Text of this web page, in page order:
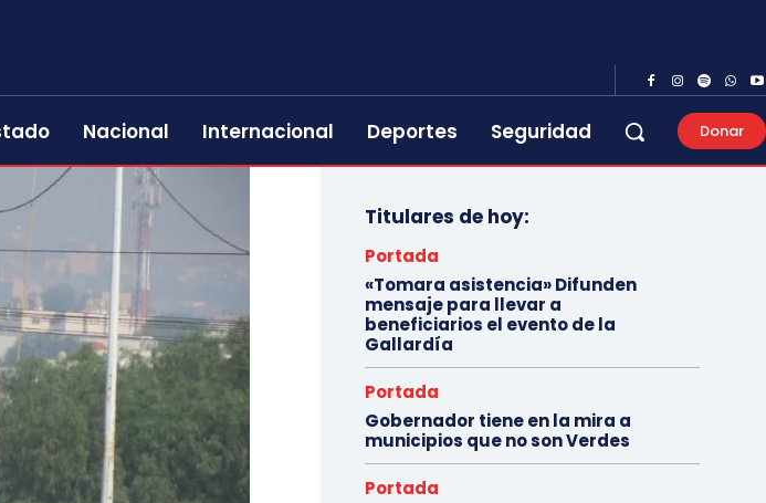
Nacional Internacional Deportes Seguridad Donar
Titulares de hoy:
Portada
«Tomara asistencia» Difunden
mensaje para llevar a
beneficiarios el evento de la
Gallardía
Portada
Gobernador tiene en la mira a
municipios que no son Verdes
Portada